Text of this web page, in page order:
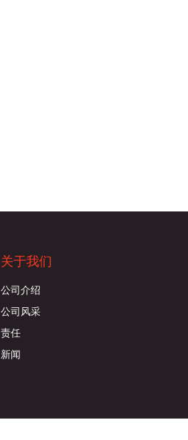
关于我们
公司介绍
公司风采
责任
新闻